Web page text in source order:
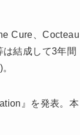
Cure、Cocteau
結成して3年間
』を発表。本